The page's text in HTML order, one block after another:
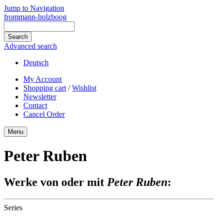
Jump to Navigation
frommann-holzboog
Advanced search
Deutsch
My Account
Shopping cart /Wishlist
Newsletter
Contact
Cancel Order
Menu
Peter Ruben
Werke von oder mit Peter Ruben:
Series